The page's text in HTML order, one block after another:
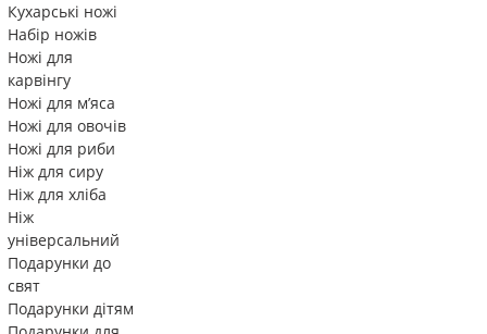
Кухарські ножі
Набір ножів
Ножі для
карвінгу
Ножі для м’яса
Ножі для овочів
Ножі для риби
Ніж для сиру
Ніж для хліба
Ніж
універсальний
Подарунки до
свят
Подарунки дітям